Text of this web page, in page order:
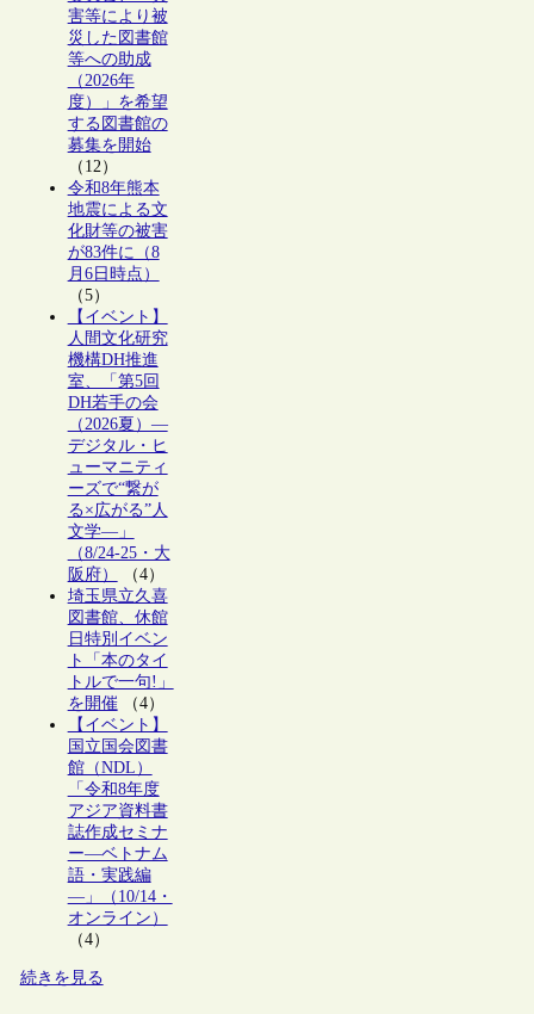
害等により被
災した図書館
等への助成
（2026年
度）」を希望
する図書館の
募集を開始
（12）
令和8年熊本
地震による文
化財等の被害
が83件に（8
月6日時点）
（5）
【イベント】
人間文化研究
機構DH推進
室、「第5回
DH若手の会
（2026夏）―
デジタル・ヒ
ューマニティ
ーズで“繋が
る×広がる”人
文学―」
（8/24-25・大
阪府）
（4）
埼玉県立久喜
図書館、休館
日特別イベン
ト「本のタイ
トルで一句!」
を開催（4）
【イベント】
国立国会図書
館（NDL）
「令和8年度
アジア資料書
誌作成セミナ
ー―ベトナム
語・実践編
―」（10/14・
オンライン）
（4）
続きを見る